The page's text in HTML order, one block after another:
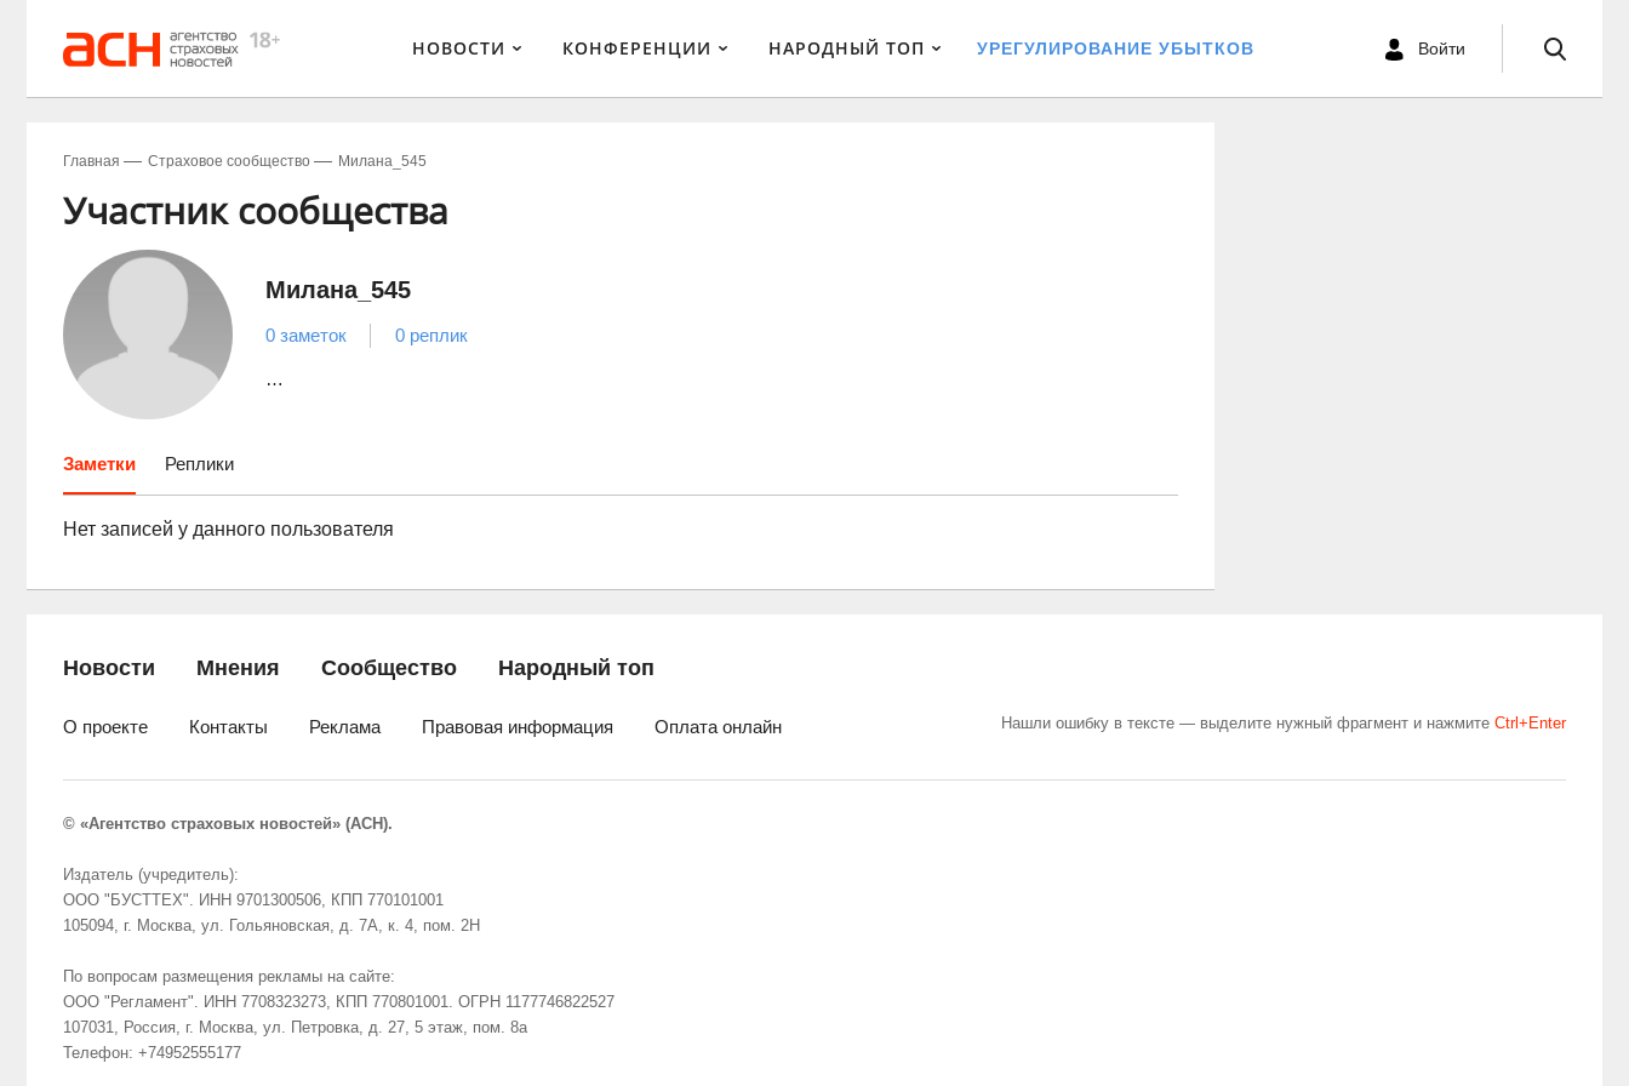
НОВОСТИ КОНФЕРЕНЦИИ НАРОДНЫЙ ТОП УРЕГУЛИРОВАНИЕ УБЫТКОВ Войти
Главная Страховое сообщество Милана_545
Участник сообщества
Милана_545
0 заметок 0 реплик
…
Заметки Реплики
Нет записей у данного пользователя
Новости Мнения Сообщество Народный топ
О проекте Контакты Реклама Правовая информация Оплата онлайн Нашли ошибку в тексте — выделите нужный фрагмент и нажмите Сtrl+Enter
© «Агентство страховых новостей» (АСН).
Издатель (учредитель):
ООО "БУСТТЕХ". ИНН 9701300506, КПП 770101001
105094, г. Москва, ул. Гольяновская, д. 7А, к. 4, пом. 2Н
По вопросам размещения рекламы на сайте:
ООО "Регламент". ИНН 7708323273, КПП 770801001. ОГРН 1177746822527
107031, Россия, г. Москва, ул. Петровка, д. 27, 5 этаж, пом. 8а
Телефон: +74952555177